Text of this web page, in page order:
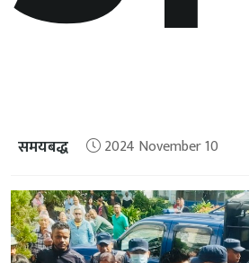
समयबद्ध 2024 November 10